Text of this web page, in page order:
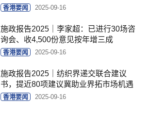
香港要闻 2025-09-16
施政报告2025｜李家超：已进行30场咨
询会、收4,500份意见按年增三成
香港要闻 2025-09-16
施政报告2025｜纺织界递交联合建议
书，提近80项建议冀助业界拓市场机遇
香港要闻 2025-09-16